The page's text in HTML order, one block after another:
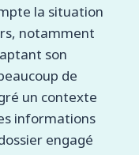
la situation
notamment
son
de
un contexte
informations
engagé